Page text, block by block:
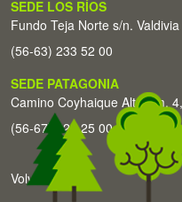
SEDE LOS RÍOS
Fundo Teja Norte s/n. Valdivia
(56-63) 233 52 00
SEDE PATAGONIA
Camino Coyhaique Alto Km.
(56-67) 226 25 00
Volver arriba